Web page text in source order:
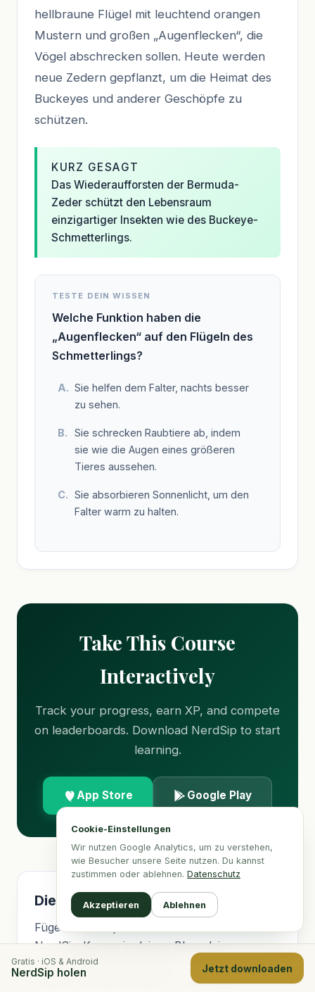
Gratis · iOS & Android
NerdSip holen Jetzt downloaden
Cookie-Einstellungen
Wir nutzen Google Analytics, um zu verstehen,
wie Besucher unsere Seite nutzen. Du kannst
zustimmen oder ablehnen. Datenschutz
Akzeptieren Ablehnen
hellbraune Flügel mit leuchtend orangen
Mustern und großen „Augenflecken“, die
Vögel abschrecken sollen. Heute werden
neue Zedern gepflanzt, um die Heimat des
Buckeyes und anderer Geschöpfe zu
schützen.
KURZ GESAGT
Das Wiederaufforsten der Bermuda-
Zeder schützt den Lebensraum
einzigartiger Insekten wie des Buckeye-
Schmetterlings.
TESTE DEIN WISSEN
Welche Funktion haben die
„Augenflecken“ auf den Flügeln des
Schmetterlings?
Sie helfen dem Falter, nachts besser
zu sehen.
Sie schrecken Raubtiere ab, indem
sie wie die Augen eines größeren
Tieres aussehen.
Sie absorbieren Sonnenlicht, um den
Falter warm zu halten.
Take This Course
Interactively
Track your progress, earn XP, and compete
on leaderboards. Download NerdSip to start
learning.
App Store Google Play
Diesen Kurs einbetten
Füge eine kompakte Vorschau dieses
NerdSip-Kurses in deinen Blog, deine
Unterrichtsseite oder deine
Ressourcensammlung ein. Das Widget